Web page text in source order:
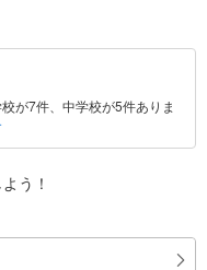
が7件、中学校が5件ありま
う！